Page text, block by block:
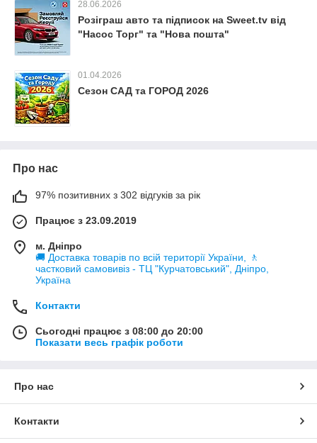
28.06.2026
Розіграш авто та підписок на Sweet.tv від
"Насос Торг" та "Нова пошта"
01.04.2026
Сезон САД та ГОРОД 2026
Про нас
97% позитивних з 302 відгуків за рік
Працює з 23.09.2019
м. Дніпро
🚚 Доставка товарів по всій території України, 🚶
частковий самовивіз - ТЦ "Курчатовський", Дніпро,
Україна
Контакти
Сьогодні працює з 08:00 до 20:00
Показати весь графік роботи
Про нас
Контакти